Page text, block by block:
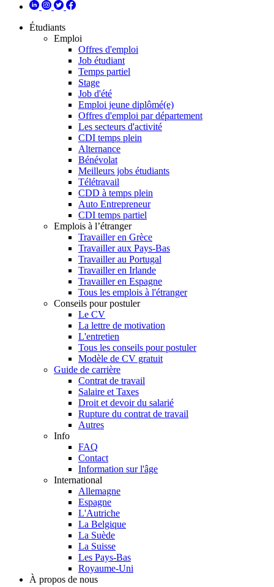
Étudiants
Emploi
Offres d'emploi
Job étudiant
Temps partiel
Stage
Job d'été
Emploi jeune diplômé(e)
Offres d'emploi par département
Les secteurs d'activité
CDI temps plein
Alternance
Bénévolat
Meilleurs jobs étudiants
Télétravail
CDD à temps plein
Auto Entrepreneur
CDI temps partiel
Emplois à l’étranger
Travailler en Grèce
Travailler aux Pays-Bas
Travailler au Portugal
Travailler en Irlande
Travailler en Espagne
Tous les emplois à l'étranger
Conseils pour postuler
Le CV
La lettre de motivation
L'entretien
Tous les conseils pour postuler
Modèle de CV gratuit
Guide de carrière
Contrat de travail
Salaire et Taxes
Droit et devoir du salarié
Rupture du contrat de travail
Autres
Info
FAQ
Contact
Information sur l'âge
International
Allemagne
Espagne
L'Autriche
La Belgique
La Suède
La Suisse
Les Pays-Bas
Royaume-Uni
À propos de nous